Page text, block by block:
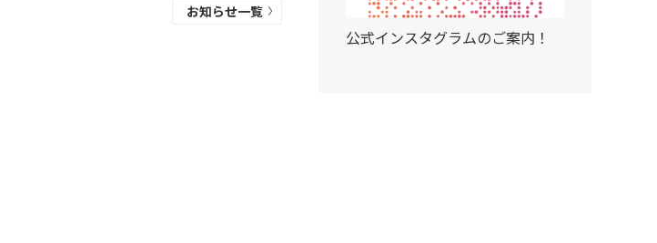
お知らせ一覧
公式インスタグラムのご案内！